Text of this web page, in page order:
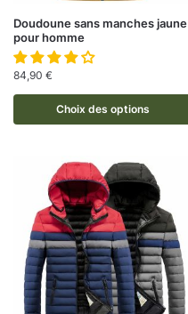
Doudoune sans manches jaune
pour homme
84,90 €
Choix des options